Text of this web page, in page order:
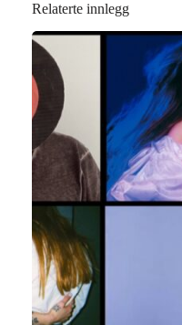
Relaterte innlegg